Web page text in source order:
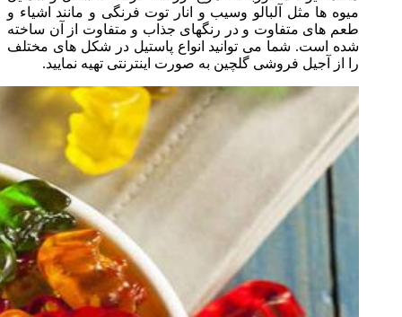
میوه ها مثل آلبالو وسیب و انار توت فرنگی و مانند اشیاء و
طعم های متفاوت و در رنگهای جذاب و متفاوت از آن ساخته
شده است. شما می توانید انواع پاستیل در شکل های مختلف
را از آجیل فروشی گلچین به صورت اینترنتی تهیه نمایید.